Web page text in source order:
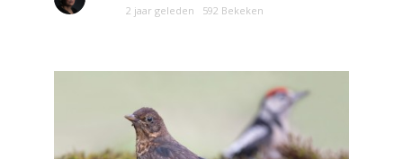
2 jaar geleden 592 Bekeken